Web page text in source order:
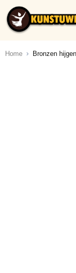
Ga naar de inhoud
Home Bronzen